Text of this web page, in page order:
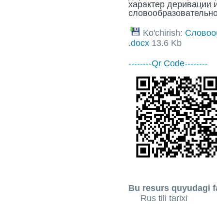
характер деривации
Ko'chirish:
.docx 13.6 Kb
--------Qr Code--------
Bu resurs quyudagi
Rus tili tarixi